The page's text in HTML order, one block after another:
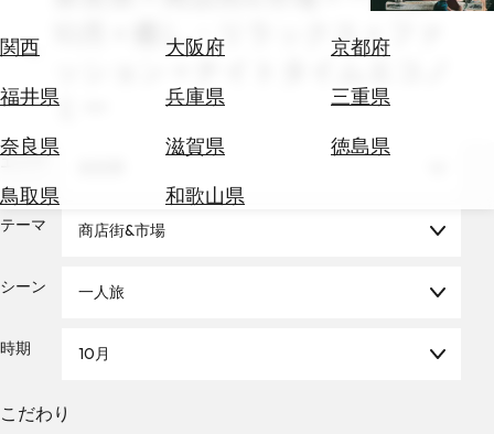
関西 大阪府
京都府
福井県
兵庫県
三重県
奈良県
滋賀県
徳島県
鳥取県
和歌山県
券
テ
を
る
10月 × 癒し・リラックス × ファ
ミー
エリア
テーマ 商店街&市場
シーン 一人旅
時期 10月
こだわり